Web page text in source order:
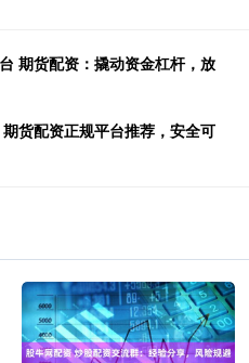
期货配资：撬动资金杠杆，放
货配资正规平台推荐，安全可